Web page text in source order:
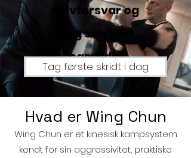
selvforsvar og
byg selvtillid
samtidig
Tag første skridt i dag
Hvad er Wing Chun
Wing Chun er et kinesisk kampsystem
kendt for sin aggressivitet, praktiske